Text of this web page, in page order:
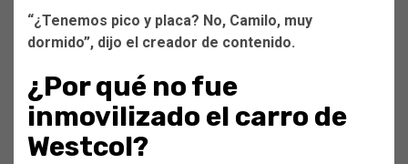
“¿Tenemos pico y placa? No, Camilo, muy
dormido”, dijo el creador de contenido.
¿Por qué no fue
inmovilizado el carro de
Westcol?